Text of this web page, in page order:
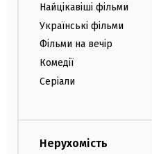
Найцікавіші фільми
Українські фільми
Фільми на вечір
Комедії
Серіали
Нерухомість